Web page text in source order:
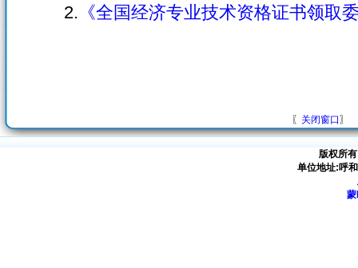
2. 《全国经济专业技术资格证书领取
〖 关闭窗口 〗
版权所
单位地址:呼